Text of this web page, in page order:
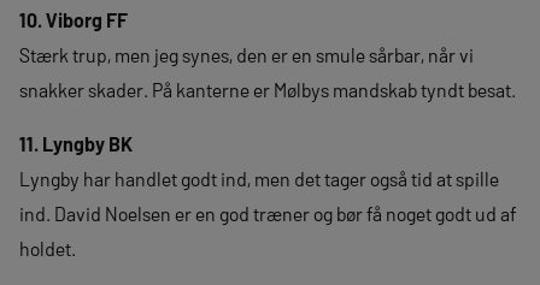
10. Viborg FF
Stærk trup, men jeg synes, den er en smule sårbar, når vi
snakker skader. På kanterne er Mølbys mandskab tyndt besat.
11. Lyngby BK
Lyngby har handlet godt ind, men det tager også tid at spille
ind. David Noelsen er en god træner og bør få noget godt ud af
holdet.